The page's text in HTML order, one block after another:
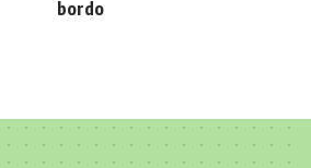
bordo